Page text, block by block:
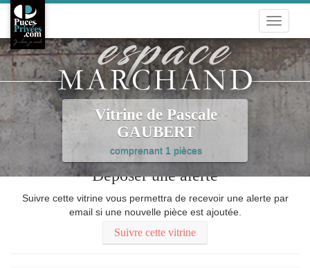
Toggle
Vitrine de Pascale
GAUBERT
comprenant 1 pièces
Déposer une alerte
Suivre cette vitrine vous permettra de recevoir une alerte par
email si une nouvelle pièce est ajoutée.
Suivre cette vitrine